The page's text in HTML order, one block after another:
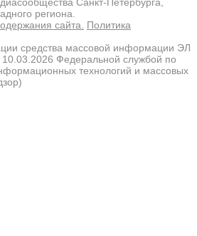
региона.
сайта.
Политика
средства массовой информации ЭЛ
Федеральной службой по
технологий и массовых